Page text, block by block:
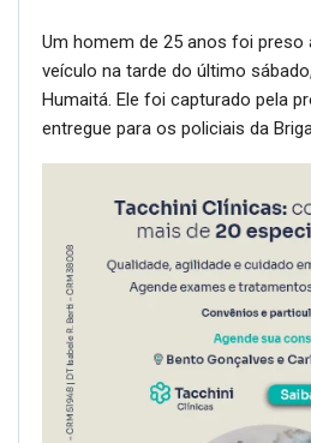
Um homem de 25 anos foi
veículo na tarde do último
Humaitá. Ele foi capturado pela
entregue para os policiais da